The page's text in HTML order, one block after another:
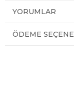
YORUMLAR
ÖDEME